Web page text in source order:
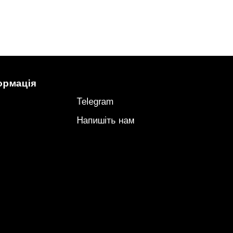
Telegram
Напишіть нам